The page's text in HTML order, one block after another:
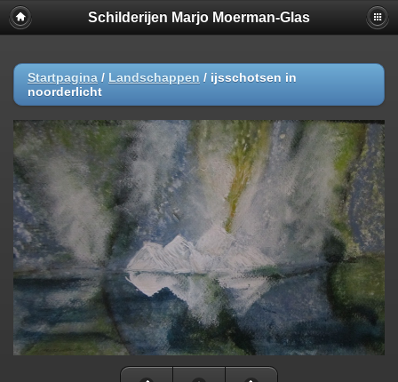
Schilderijen Marjo Moerman-Glas
Startpagina / Landschappen / ijsschotsen in
noorderlicht